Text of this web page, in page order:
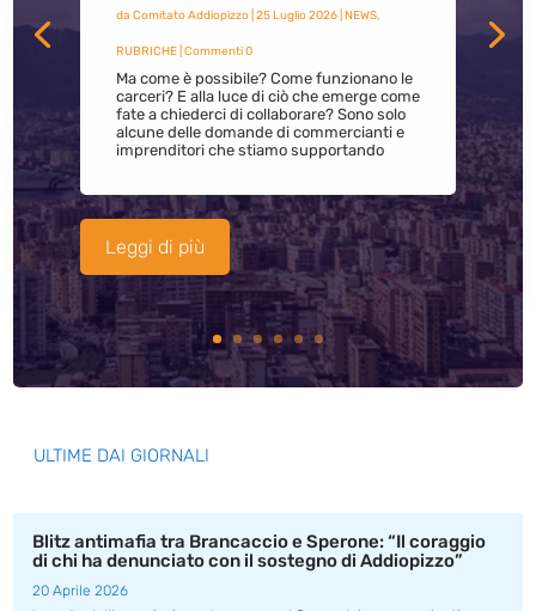
da Comitato Addiopizzo| 25 Luglio 2026| NEWS,
RUBRICHE| Commenti 0
Ma come è possibile? Come funzionano le
carceri? E alla luce di ciò che emerge come
fate a chiederci di collaborare? Sono solo
alcune delle domande di commercianti e
imprenditori che stiamo supportando
Leggi di più
ULTIME DAI GIORNALI
Blitz antimafia tra Brancaccio e Sperone: “Il coraggio
di chi ha denunciato con il sostegno di Addiopizzo”
20 Aprile 2026